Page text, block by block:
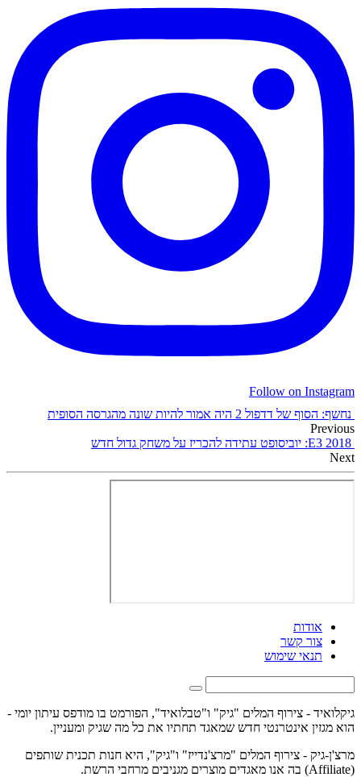
Follow on Instagram
נחשף: הסוף של דדפול 2 היה אמור להיות שונה מהגרסה הסופית
Previous
E3 2018: יוביסופט עתידה להכריז על משחק גדול חדש
Next
אודות
צור קשר
תנאי שימוש
גיקלואיד - צירוף המלים "גיק" ו"טבלואיד", הפורמט בו מודפס עיתון יומי -
הוא מגזין אינטרנטי חדש שמאגד תחתיו את כל מה שגיק ומעניין.
מרצ'ן-גיק - צירוף המלים "מרצ'נדייז" ו"גיק", היא חנות תכנית שותפים
(Affiliate) בה אנו מאגדים מוצרים מגניבים מרחבי הרשת.